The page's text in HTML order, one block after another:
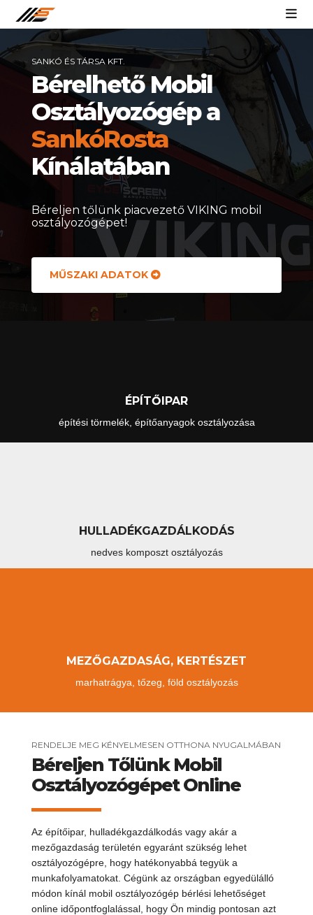
to
content
SANKÓ ÉS TÁRSA KFT.
Bérelhető Mobil
Osztályozógép a
SankóRosta
Kínálatában
Béreljen tőlünk piacvezető VIKING mobil
osztályozógépet!
MŰSZAKI ADATOK
ÉPÍTŐIPAR
építési törmelék, építőanyagok osztályozása
HULLADÉKGAZDÁLKODÁS
nedves komposzt osztályozás
MEZŐGAZDASÁG, KERTÉSZET
marhatrágya, tőzeg, föld osztályozás
RENDELJE MEG KÉNYELMESEN OTTHONA NYUGALMÁBAN
Béreljen Tőlünk Mobil
Osztályozógépet Online
Az építőipar, hulladékgazdálkodás vagy akár a
mezőgazdaság területén egyaránt szükség lehet
osztályozógépre, hogy hatékonyabbá tegyük a
munkafolyamatokat. Cégünk az országban egyedülálló
módon kínál mobil osztályozógép bérlési lehetőséget
online időpontfoglalással, hogy Ön mindig pontosan azt